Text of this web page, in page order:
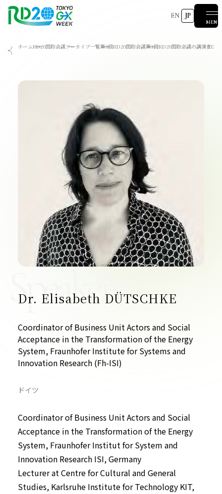
EN JP
MENU
RD20を知る
2023-リーダーズレコメンデーション2023福島
Now & Future 2023
過去の開催
2026 AI for Energy Workshop サマースクール2026
COP29ジャパンパビリオンセミナー
イベント一覧
報道関係者の皆様へ
お問い合わせ
プライバシーポリシー
ホームRD20国際会議アーカイブ一覧第3回RD20国際会議第3回RD20国際会議の講演者Dr.
Speakers
Dr. Elisabeth DÜTSCHKE
Coordinator of Business Unit Actors and Social
Acceptance in the Transformation of the Energy
System, Fraunhofer Institute for Systems and
Innovation Research (Fh-ISI)
ドイツ
Coordinator of Business Unit Actors and Social
Acceptance in the Transformation of the Energy
System, Fraunhofer Institut for System and
Innovation Research ISI, Germany
Lecturer at Centre for Cultural and General
Studies, Karlsruhe Institute for Technology KIT,